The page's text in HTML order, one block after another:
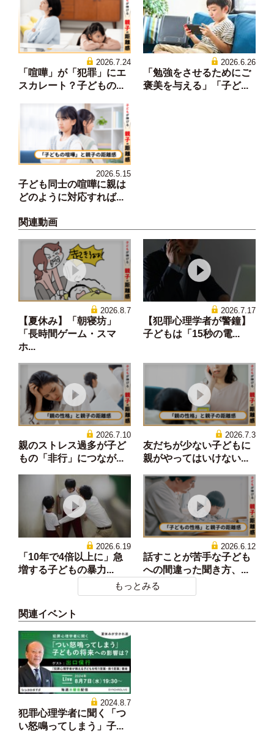
2026.7.24
「喧嘩」が「犯罪」にエ
スカレート？子どもの...
2026.6.26
「勉強をさせるためにご
褒美を与える」「子ど...
2026.5.15
子ども同士の喧嘩に親は
どのように対応すれば...
関連動画
2026.8.7
【夏休み】「朝寝坊」
「長時間ゲーム・スマ
ホ...
2026.7.17
【犯罪心理学者が警鐘】
子どもは「15秒の電...
2026.7.10
親のストレス過多が子ど
もの「非行」につなが...
2026.7.3
友だちが少ない子どもに
親がやってはいけない...
2026.6.19
「10年で4倍以上に」急
増する子どもの暴力...
2026.6.12
話すことが苦手な子ども
への間違った聞き方、...
もっとみる
関連イベント
2024.8.7
犯罪心理学者に聞く「つ
い怒鳴ってしまう」子...